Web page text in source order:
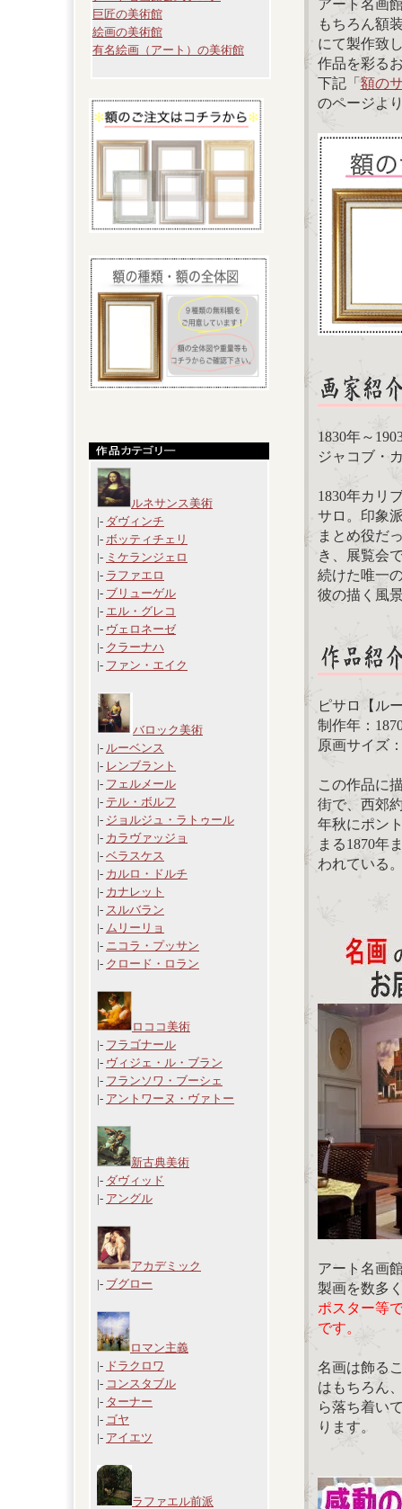
巨匠の美術館
絵画の美術館
有名絵画（アート）の美術館
ルネサンス美術
|- ダヴィンチ
|- ボッティチェリ
|- ミケランジェロ
|- ラファエロ
|- ブリューゲル
|- エル・グレコ
|- ヴェロネーゼ
|- クラーナハ
|- ファン・エイク
バロック美術
|- ルーベンス
|- レンブラント
|- フェルメール
|- テル・ボルフ
|- ジョルジュ・ラトゥール
|- カラヴァッジョ
|- ベラスケス
|- カルロ・ドルチ
|- カナレット
|- スルバラン
|- ムリーリョ
|- ニコラ・プッサン
|- クロード・ロラン
ロココ美術
|- フラゴナール
|- ヴィジェ・ル・ブラン
|- フランソワ・ブーシェ
|- アントワーヌ・ヴァトー
新古典美術
|- ダヴィッド
|- アングル
アカデミック
|- ブグロー
ロマン主義
|- ドラクロワ
|- コンスタブル
|- ターナー
|- ゴヤ
|- アイエツ
ラファエル前派
アート名画
もちろん額
にて製作致
作品を彩る
下記「額の
のページよ
1830年～
ジャコブ・
1830年カリ
サロ。印象
まとめ役だ
き、展覧会
続けた唯一
彼の描く風
ピサロ【ル
制作年：
原画サイズ
この作品に
街で、西郊
年秋にポン
まる1870年
われている
アート名画
製画を数多
ポスター等
です。
名画は飾る
はもちろん
ら落ち着い
ります。